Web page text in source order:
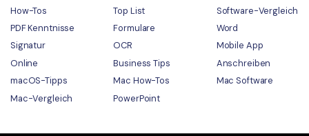
How-Tos Top List
Software-Vergleich
PDF Kenntnisse
Formulare
Word
Signatur
OCR
Mobile App
Online
Business Tips
Anschreiben
macOS-Tipps
Mac How-Tos
Mac Software
Mac-Vergleich
PowerPoint